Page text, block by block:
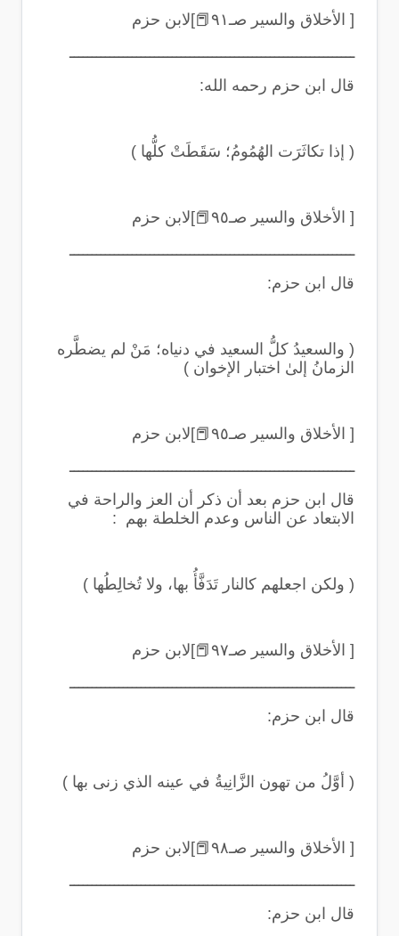
[ الأخلاق والسير صـ٩١ 📕]لابن حزم
ــــــــــــــــــــــــــــــــــــــــــــــــــــــــــــــــ
قال ابن حزم رحمه الله:
( إذا تكاثَرَت الهُمُومُ؛ سَقَطَتْ كلُّها )
[ الأخلاق والسير صـ٩٥ 📕]لابن حزم
ــــــــــــــــــــــــــــــــــــــــــــــــــــــــــــــــ
قال ابن حزم:
( والسعيدُ كلُّ السعيد في دنياه؛ مَنْ لم يضطَّره
الزمانُ إلىٰ اختبار الإخوان )
[ الأخلاق والسير صـ٩٥ 📕]لابن حزم
ــــــــــــــــــــــــــــــــــــــــــــــــــــــــــــــــ
قال ابن حزم بعد أن ذكر أن العز والراحة في
الابتعاد عن الناس وعدم الخلطة بهم :
( ولكن اجعلهم كالنار تَدَفَّأُ بها، ولا تُخالِطُها )
[ الأخلاق والسير صـ٩٧ 📕]لابن حزم
ــــــــــــــــــــــــــــــــــــــــــــــــــــــــــــــــ
قال ابن حزم:
( أوَّلُ من تهون الزَّانِيةُ في عينه الذي زنى بها )
[ الأخلاق والسير صـ٩٨ 📕]لابن حزم
ــــــــــــــــــــــــــــــــــــــــــــــــــــــــــــــــ
قال ابن حزم: